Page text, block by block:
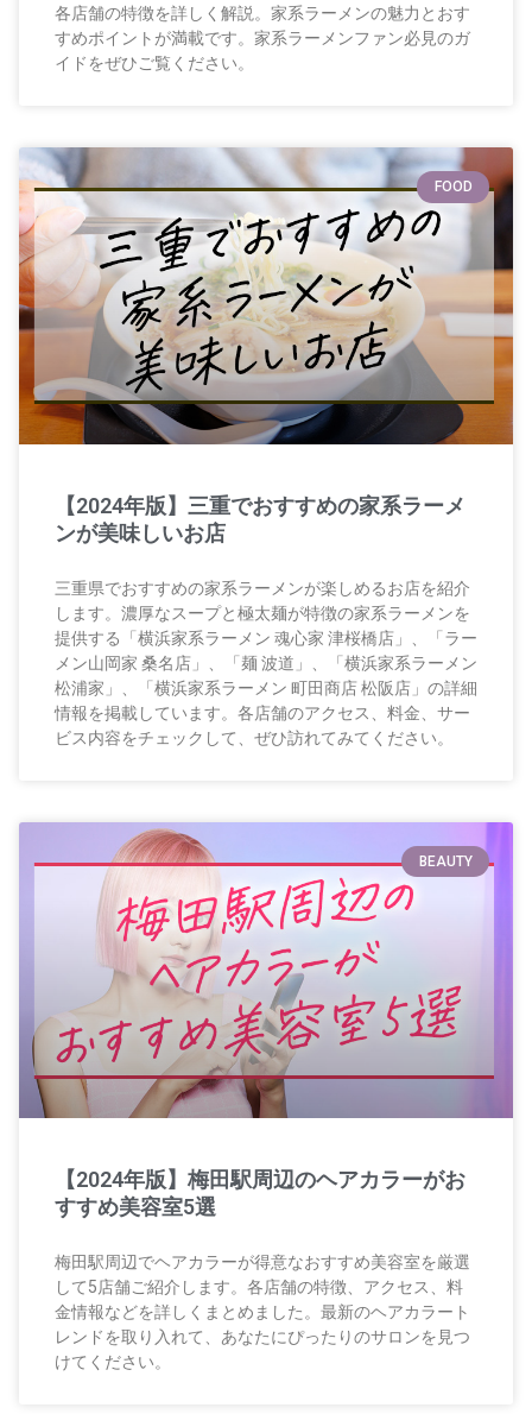
各店舗の特徴を詳しく解説。家系ラーメンの魅力とおす
すめポイントが満載です。家系ラーメンファン必見のガ
イドをぜひご覧ください。
FOOD
【2024年版】三重でおすすめの家系ラーメ
ンが美味しいお店
三重県でおすすめの家系ラーメンが楽しめるお店を紹介
します。濃厚なスープと極太麺が特徴の家系ラーメンを
提供する「横浜家系ラーメン 魂心家 津桜橋店」、「ラー
メン山岡家 桑名店」、「麺 波道」、「横浜家系ラーメン
松浦家」、「横浜家系ラーメン 町田商店 松阪店」の詳細
情報を掲載しています。各店舗のアクセス、料金、サー
ビス内容をチェックして、ぜひ訪れてみてください。
BEAUTY
【2024年版】梅田駅周辺のヘアカラーがお
すすめ美容室5選
梅田駅周辺でヘアカラーが得意なおすすめ美容室を厳選
して5店舗ご紹介します。各店舗の特徴、アクセス、料
金情報などを詳しくまとめました。最新のヘアカラート
レンドを取り入れて、あなたにぴったりのサロンを見つ
けてください。